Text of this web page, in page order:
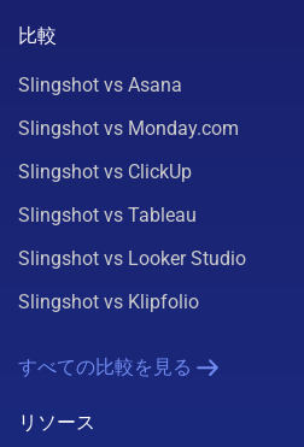
比較
Slingshot vs Asana
Slingshot vs Monday.com
Slingshot vs ClickUp
Slingshot vs Tableau
Slingshot vs Looker Studio
Slingshot vs Klipfolio
すべての比較を見る
リソース